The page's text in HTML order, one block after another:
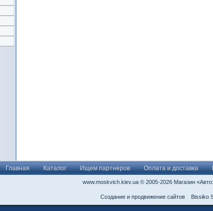
Главная Каталог Ищем партнеров Оплата и доставка
www.moskvich.kiev.ua © 2005-2026 Магазин
Создание и продвижение сайтов Bissiko